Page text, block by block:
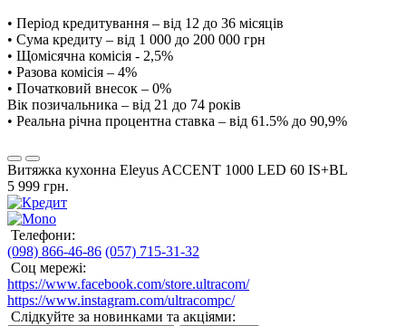
• Період кредитування – від 12 до 36 місяців
• Сума кредиту – від 1 000 до 200 000 грн
• Щомісячна комісія - 2,5%
• Разова комісія – 4%
• Початковий внесок – 0%
Вік позичальника – від 21 до 74 років
• Реальна річна процентна ставка – від 61.5% до 90,9%
Витяжка кухонна Eleyus ACCENT 1000 LED 60 IS+BL
5 999 грн.
Телефони:
(098) 866-46-86 (057) 715-31-32
Соц мережі:
https://www.facebook.com/store.ultracom/
https://www.instagram.com/ultracompc/
Слідкуйте за новинками та акціями: